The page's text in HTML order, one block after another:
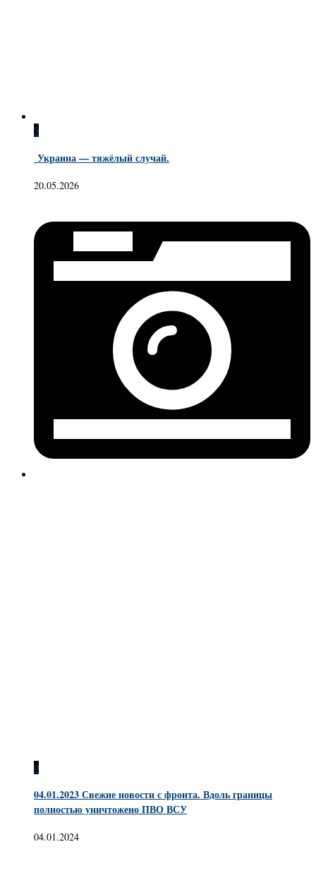
5
Украина — тяжёлый случай.
20.05.2026
0
04.01.2023 Свежие новости с фронта. Вдоль границы
полностью уничтожено ПВО ВСУ
04.01.2024